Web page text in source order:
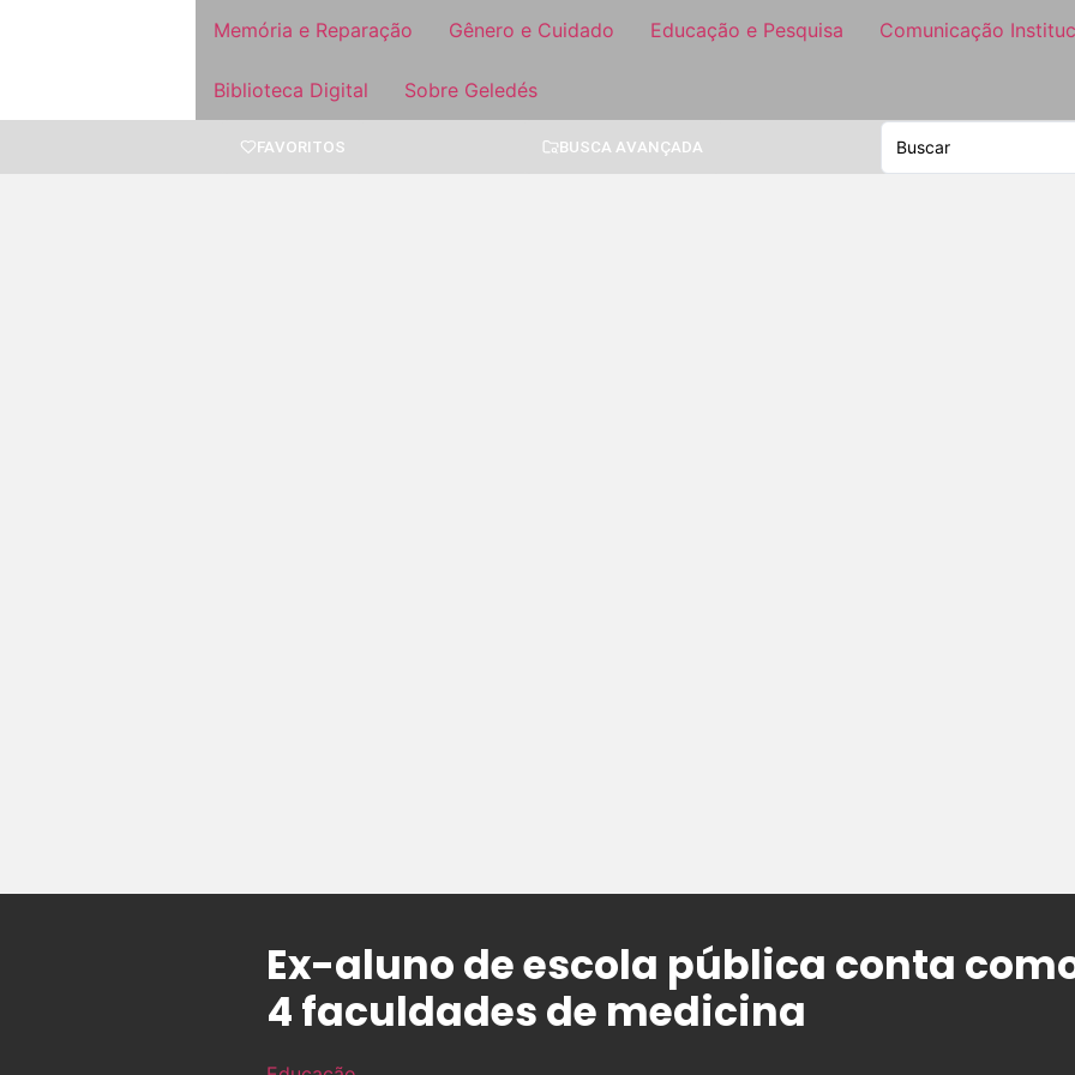
Memória e Reparação Gênero e Cuidado Educação e Pesquisa Comunicação
Biblioteca Digital Sobre Geledés
FAVORITOS BUSCA AVANÇADA
Ex-aluno de escola pública conta
4 faculdades de medicina